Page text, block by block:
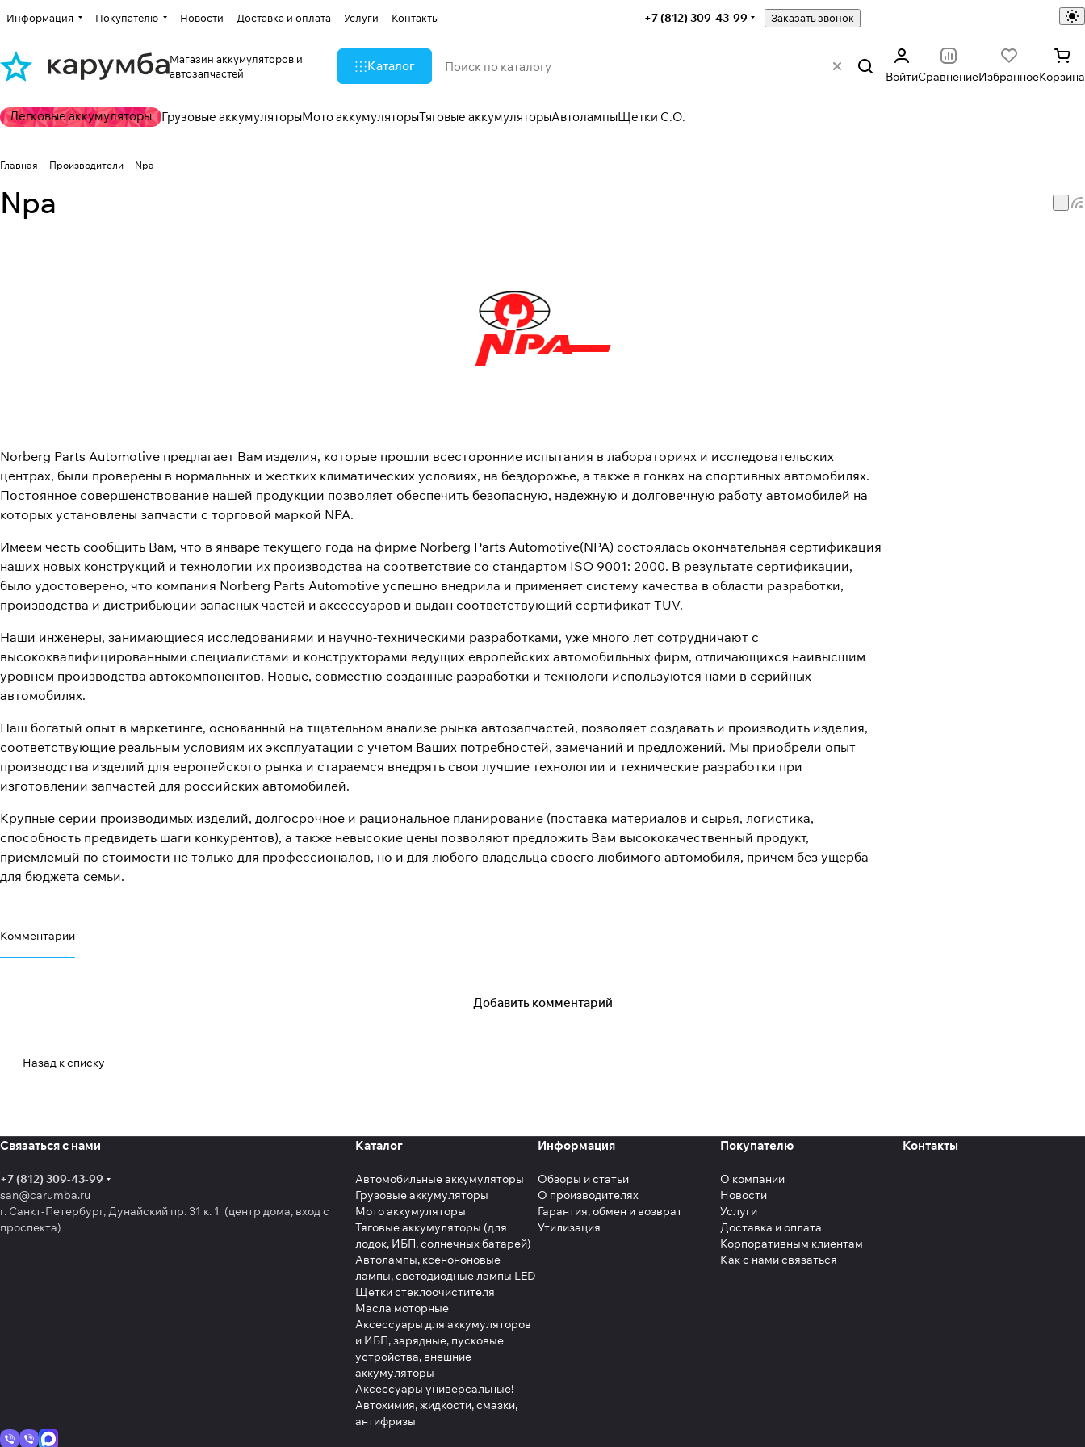
Информация Покупателю Новости Доставка и оплата Услуги Контакты +7 (812) 309-43-99 Заказать звонок
Магазин аккумуляторов и
автозапчастей
Каталог
ВойтиСравнениеИзбранноеКорзина
Легковые аккумуляторы Грузовые аккумуляторыМото аккумуляторыТяговые аккумуляторыАвтолампыЩетки С.О.
Главная Производители Npa
Npa
Norberg Parts Automotive предлагает Вам изделия, которые прошли всесторонние испытания в лабораториях и исследовательских
центрах, были проверены в нормальных и жестких климатических условиях, на бездорожье, а также в гонках на спортивных автомобилях.
Постоянное совершенствование нашей продукции позволяет обеспечить безопасную, надежную и долговечную работу автомобилей на
которых установлены запчасти с торговой маркой NPA.
Имеем честь сообщить Вам, что в январе текущего года на фирме Norberg Parts Automotive(NPA) состоялась окончательная сертификация
наших новых конструкций и технологии их производства на соответствие со стандартом ISO 9001: 2000. В результате сертификации,
было удостоверено, что компания Norberg Parts Automotive успешно внедрила и применяет систему качества в области разработки,
производства и дистрибьюции запасных частей и аксессуаров и выдан соответствующий сертификат TUV.
Наши инженеры, занимающиеся исследованиями и научно-техническими разработками, уже много лет сотрудничают с
высококвалифицированными специалистами и конструкторами ведущих европейских автомобильных фирм, отличающихся наивысшим
уровнем производства автокомпонентов. Новые, совместно созданные разработки и технологи используются нами в серийных
автомобилях.
Наш богатый опыт в маркетинге, основанный на тщательном анализе рынка автозапчастей, позволяет создавать и производить изделия,
соответствующие реальным условиям их эксплуатации с учетом Ваших потребностей, замечаний и предложений. Мы приобрели опыт
производства изделий для европейского рынка и стараемся внедрять свои лучшие технологии и технические разработки при
изготовлении запчастей для российских автомобилей.
Крупные серии производимых изделий, долгосрочное и рациональное планирование (поставка материалов и сырья, логистика,
способность предвидеть шаги конкурентов), а также невысокие цены позволяют предложить Вам высококачественный продукт,
приемлемый по стоимости не только для профессионалов, но и для любого владельца своего любимого автомобиля, причем без ущерба
для бюджета семьи.
Комментарии
Добавить комментарий
Назад к списку
Связаться с нами
+7 (812) 309-43-99
san@carumba.ru
г. Санкт-Петербург, Дунайский пр. 31 к. 1 (центр дома, вход с
проспекта)
Каталог
Автомобильные аккумуляторы
Грузовые аккумуляторы
Мото аккумуляторы
Тяговые аккумуляторы (для
лодок, ИБП, солнечных батарей)
Автолампы, ксенононовые
лампы, светодиодные лампы LED
Щетки стеклоочистителя
Масла моторные
Аксессуары для аккумуляторов
и ИБП, зарядные, пусковые
устройства, внешние
аккумуляторы
Аксессуары универсальные!
Автохимия, жидкости, смазки,
антифризы
Информация
Обзоры и статьи
О производителях
Гарантия, обмен и возврат
Утилизация
Покупателю
О компании
Новости
Услуги
Доставка и оплата
Корпоративным клиентам
Как с нами связаться
Контакты